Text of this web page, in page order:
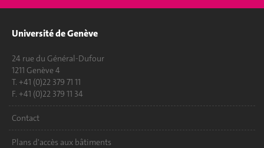
Université de Genève
24 rue du Général-Dufour
1211 Genève 4
T. +41 (0)22 379 71 11
F. +41 (0)22 379 11 34
Contact
Plans d'accès aux bâtiments